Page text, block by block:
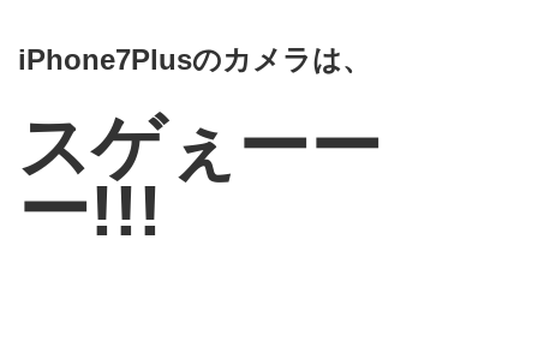
iPhone7Plusのカメラは、
スゲぇーー
ー!!!